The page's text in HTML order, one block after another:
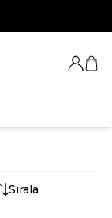
Giriş
Sırala